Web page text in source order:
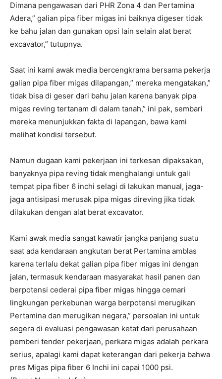
I WANT IN
I've read and accept thePrivacy Policy
Dimana pengawasan dari PHR Zona 4 dan Pertamina
Adera,” galian pipa fiber migas ini baiknya digeser tidak
ke bahu jalan dan gunakan opsi lain selain alat berat
excavator,” tutupnya.
Saat ini kami awak media bercengkrama bersama pekerja
galian pipa fiber migas dilapangan,” mereka mengatakan,”
tidak bisa di geser dari bahu jalan karena banyak pipa
migas reving tertanam di dalam tanah,” ini pak, sembari
mereka menunjukkan fakta di lapangan, bawa kami
melihat kondisi tersebut.
Namun dugaan kami pekerjaan ini terkesan dipaksakan,
banyaknya pipa reving tidak menghalangi untuk gali
tempat pipa fiber 6 inchi selagi di lakukan manual, jaga-
jaga antisipasi merusak pipa migas direving jika tidak
dilakukan dengan alat berat excavator.
Kami awak media sangat kawatir jangka panjang suatu
saat ada kendaraan angkutan berat Pertamina amblas
karena terlalu dekat galian pipa fiber migas ini dengan
jalan, termasuk kendaraan masyarakat hasil panen dan
berpotensi cederai pipa fiber migas hingga cemari
lingkungan perkebunan warga berpotensi merugikan
Pertamina dan merugikan negara,” persoalan ini untuk
segera di evaluasi pengawasan ketat dari perusahaan
pemberi tender pekerjaan, perkara migas adalah perkara
serius, apalagi kami dapat keterangan dari pekerja bahwa
pres Migas pipa fiber 6 Inchi ini capai 1000 psi.